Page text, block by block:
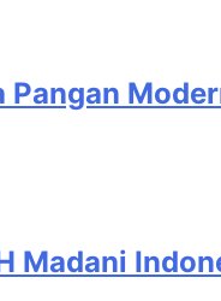
Madani